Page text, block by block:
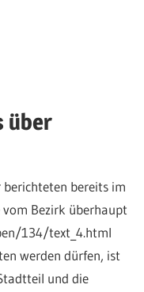
über
bereits im
Bezirk überhaupt
134/text_4.html
werden dürfen, ist
und die